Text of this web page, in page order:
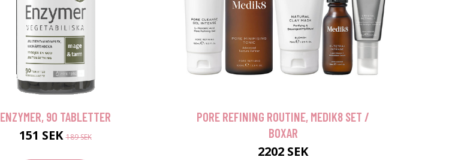
ENZYMER, 90 TABLETTER
151 SEK189 SEK
PORE REFINING ROUTINE, MEDIK8 SET /
BOXAR
2202 SEK